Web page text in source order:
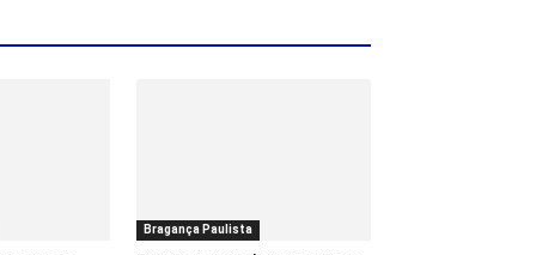
Bragança Paulista